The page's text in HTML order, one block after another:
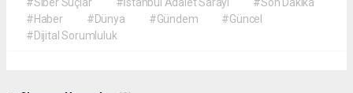
#Haber
#Dünya #Gündem
#Güncel
#Dijital Sorumluluk